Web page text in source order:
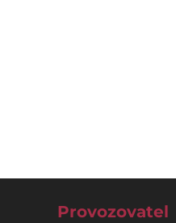
Provozovatel